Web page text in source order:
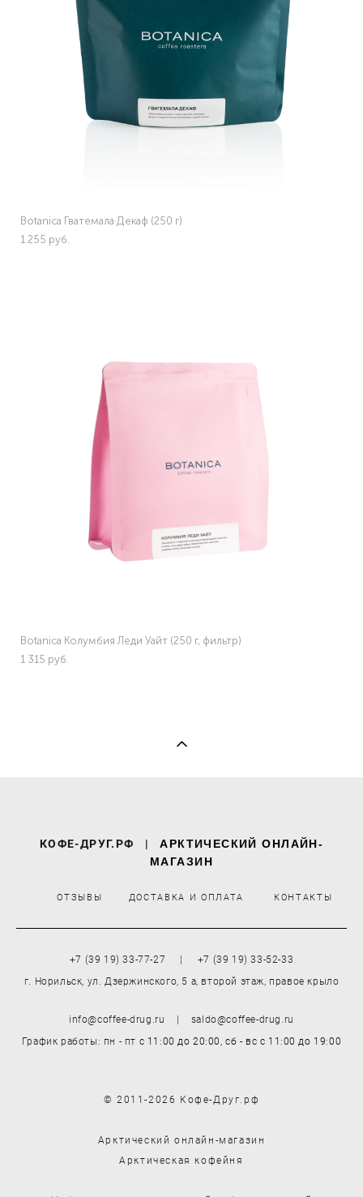
Botanica Гватемала Декаф (250 г)
1 255 pуб.
Botanica Колумбия Леди Уайт (250 г, фильтр)
1 315 pуб.
КОФЕ-ДРУГ.РФ |
АРКТИЧЕСКИЙ ОНЛАЙН-
МАГАЗИН
ОТЗЫВЫ ДОСТАВКА И ОПЛАТА КОНТАКТЫ
+7 (39 19) 33-77-27 | +7 (39 19) 33-52-33
г. Норильск, ул. Дзержинского, 5 а, второй этаж, правое крыло
info@coffee-drug.ru | saldo@coffee-drug.ru
График работы: пн - пт с 11:00 до 20:00,сб - вс с 11:00 до 19:00
© 2011-2026 Кофе-Друг.рф
Арктический онлайн-магазин
Арктическая кофейня